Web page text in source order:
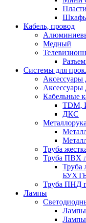
Кабель, провод
Медный
Системы для
Аксессуары
Аксессуары
Кабельные
TDM,
ДКС
Труба
Труба ПВХ
Труба
Труба ПНД
Лампы
Лампы
Лампы